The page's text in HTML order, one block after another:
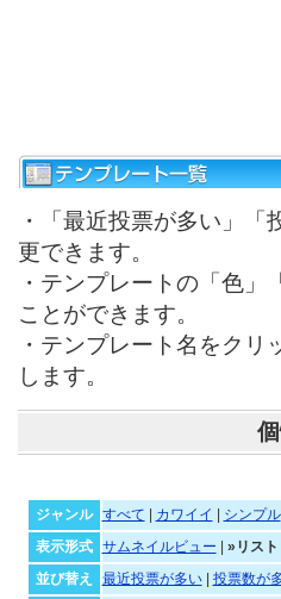
・「最近投票が多い」
更できます。
・テンプレートの「色
ことができます。
・テンプレート名をク
します。
ジャンル すべて カワイイ シンプル
表示形式
サムネイルビュー
»リス
並び替え
最近投票が多い| 投票数が